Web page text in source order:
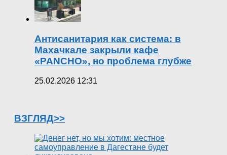
Антисанитария как система: в
Махачкале закрыли кафе
«PANCHO», но проблема глубже
25.02.2026 12:31
ВЗГЛЯД>>